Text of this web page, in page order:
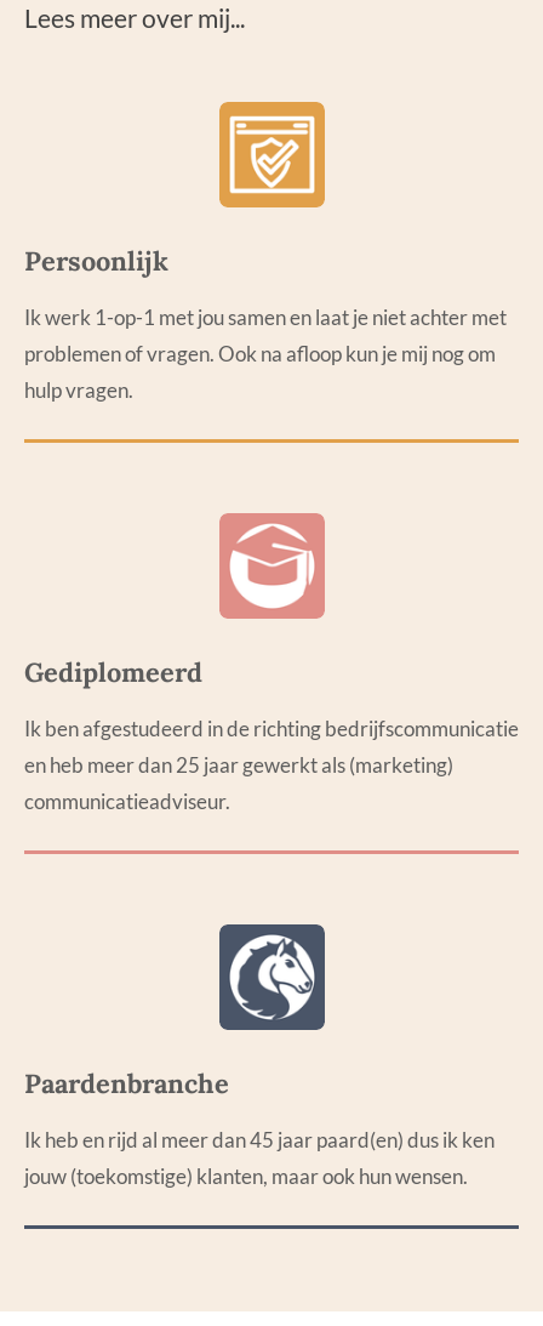
Lees meer over mij...
Persoonlijk
Ik werk 1-op-1 met jou samen en laat je niet achter met
problemen of vragen. Ook na afloop kun je mij nog om
hulp vragen.
Gediplomeerd
Ik ben afgestudeerd in de richting bedrijfscommunicatie
en heb meer dan 25 jaar gewerkt als (marketing)
communicatieadviseur.
Paardenbranche
k heb en rijd al meer dan 45 jaar paard(en) dus ik ken
jouw (toekomstige) klanten, maar ook hun wensen.